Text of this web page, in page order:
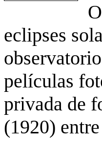
eclipses
películas
privada de
(1920)